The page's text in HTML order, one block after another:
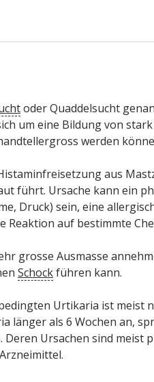
oder Quaddelsucht
um eine Bildung von
werden
aus
führt. Ursache kann ein
Druck) sein, eine
Reaktion auf bestimmte
grosse Ausmasse
Schockführen kann.
Urtikaria ist meist
länger als 6 Wochen an,
Ursachen sind meist